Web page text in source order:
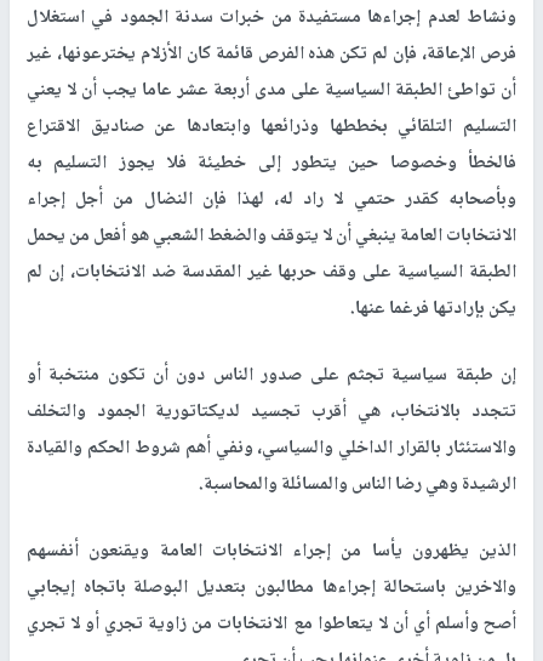
ونشاط لعدم إجراءها مستفيدة من خبرات سدنة الجمود في استغلال
فرص الإعاقة، فإن لم تكن هذه الفرص قائمة كان الأزلام يخترعونها، غير
أن تواطئ الطبقة السياسية على مدى أربعة عشر عاما يجب أن لا يعني
التسليم التلقائي بخططها وذرائعها وابتعادها عن صناديق الاقتراع
فالخطأ وخصوصا حين يتطور إلى خطيئة فلا يجوز التسليم به
وبأصحابه كقدر حتمي لا راد له، لهذا فإن النضال من أجل إجراء
الانتخابات العامة ينبغي أن لا يتوقف والضغط الشعبي هو أفعل من يحمل
الطبقة السياسية على وقف حربها غير المقدسة ضد الانتخابات، إن لم
يكن بإرادتها فرغما عنها.
إن طبقة سياسية تجثم على صدور الناس دون أن تكون منتخبة أو
تتجدد بالانتخاب، هي أقرب تجسيد لديكتاتورية الجمود والتخلف
والاستئثار بالقرار الداخلي والسياسي، ونفي أهم شروط الحكم والقيادة
الرشيدة وهي رضا الناس والمسائلة والمحاسبة.
الذين يظهرون يأسا من إجراء الانتخابات العامة ويقنعون أنفسهم
والاخرين باستحالة إجراءها مطالبون بتعديل البوصلة باتجاه إيجابي
أصح وأسلم أي أن لا يتعاطوا مع الانتخابات من زاوية تجري أو لا تجري